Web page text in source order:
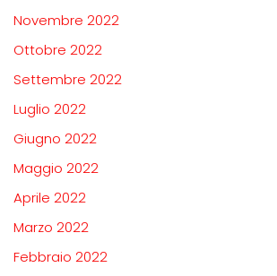
Novembre 2022
Ottobre 2022
Settembre 2022
Luglio 2022
Giugno 2022
Maggio 2022
Aprile 2022
Marzo 2022
Febbraio 2022